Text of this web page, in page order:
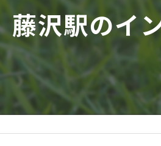
藤沢駅のイ